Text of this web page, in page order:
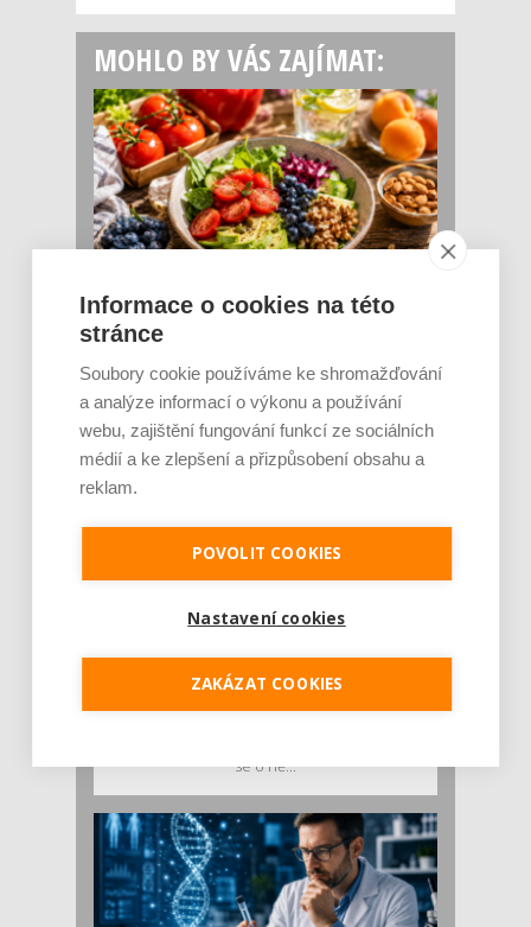
MOHLO BY VÁS ZAJÍMAT:
Rajčata, borůvky nebo ořechy. Potraviny,
které v létě pomáhají hormonům a ulevuj [...]
malý restart. Čerstvé ovoce, zelenina nebo
luštěniny jsou práv...
Je jen pro sportovce, přiberu po něm a ve
stravě ho mám dostatek. Znáte nejčastějš [...]
se o ně...
Informace o cookies na této
stránce
Soubory cookie používáme ke shromažďování
a analýze informací o výkonu a používání
webu, zajištění fungování funkcí ze sociálních
médií a ke zlepšení a přizpůsobení obsahu a
reklam.
POVOLIT COOKIES
Nastavení cookies
ZAKÁZAT COOKIES